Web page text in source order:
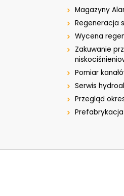
Magazyny
Regeneracja
Wycena
Zakuwanie
Pomiar
Serwis
Przegląd